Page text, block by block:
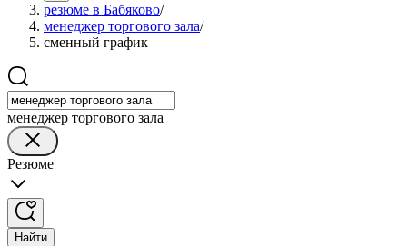
резюме в Бабяково/
менеджер торгового зала/
сменный график
менеджер торгового зала
Резюме
Найти